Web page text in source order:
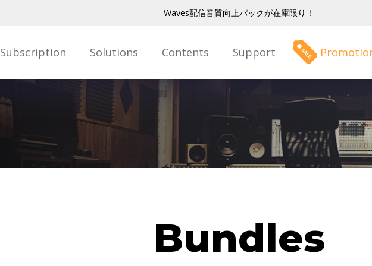
Waves配信音質向上パックが在庫限り！
Subscription Solutions Contents Support
Bundles